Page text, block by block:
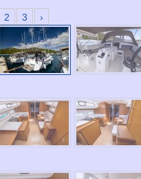
2 3 ›